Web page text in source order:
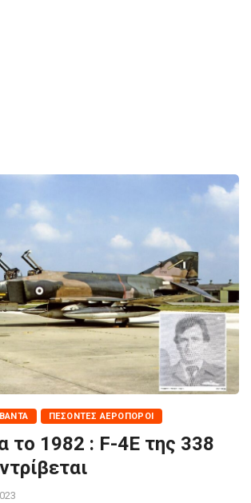
ΠΕΣΌΝΤΕΣ ΑΕΡΟΠΌΡΟΙ
το 1982 : F-4E της 338